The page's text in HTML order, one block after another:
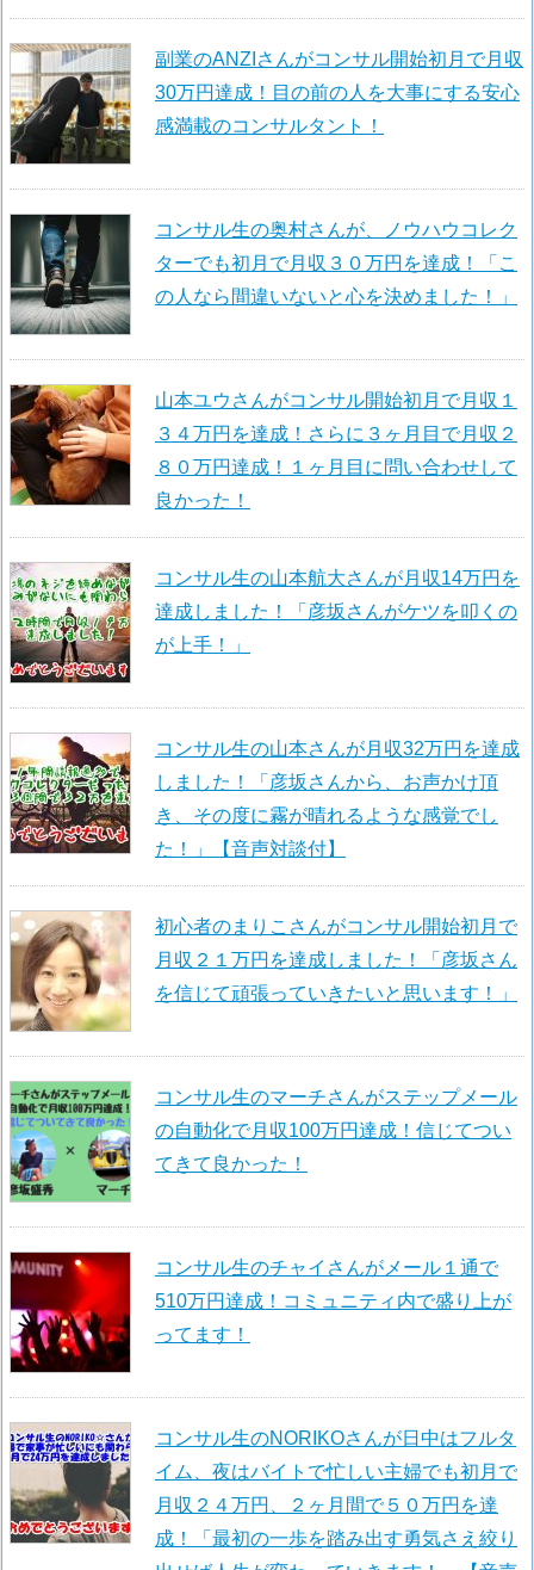
副業のANZIさんがコンサル開始初月で月収
30万円達成！目の前の人を大事にする安心
感満載のコンサルタント！
コンサル生の奥村さんが、ノウハウコレク
ターでも初月で月収３０万円を達成！「こ
の人なら間違いないと心を決めました！」
山本ユウさんがコンサル開始初月で月収１
３４万円を達成！さらに３ヶ月目で月収２
８０万円達成！１ヶ月目に問い合わせして
良かった！
コンサル生の山本航大さんが月収14万円を
達成しました！「彦坂さんがケツを叩くの
が上手！」
コンサル生の山本さんが月収32万円を達成
しました！「彦坂さんから、お声かけ頂
き、その度に霧が晴れるような感覚でし
た！」【音声対談付】
初心者のまりこさんがコンサル開始初月で
月収２１万円を達成しました！「彦坂さん
を信じて頑張っていきたいと思います！」
コンサル生のマーチさんがステップメール
の自動化で月収100万円達成！信じてつい
てきて良かった！
コンサル生のチャイさんがメール１通で
510万円達成！コミュニティ内で盛り上が
ってます！
コンサル生のNORIKOさんが日中はフルタ
イム、夜はバイトで忙しい主婦でも初月で
月収２４万円、２ヶ月間で５０万円を達
成！「最初の一歩を踏み出す勇気さえ絞り